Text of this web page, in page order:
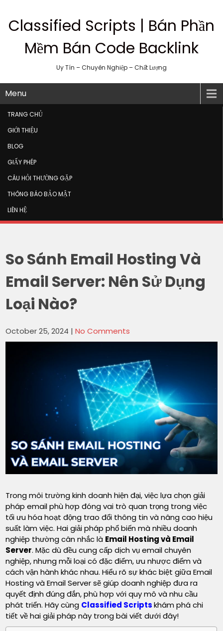
Classified Scripts | Bán Phần
Mềm Bán Code Backlink
Uy Tín – Chuyên Nghiệp – Chất Lượng
Menu
TRANG CHỦ
GIỚI THIỆU
BLOG
GIẤY PHÉP
CÂU HỎI THƯỜNG GẶP
THÔNG BÁO BẢO MẬT
LIÊN HỆ
So Sánh Email Hosting Và
Email Server: Nên Sử Dụng
Loại Nào?
October 25, 2024 |No Comments
Trong môi trường kinh doanh hiện đại, việc lựa chọn giải
pháp email phù hợp đóng vai trò quan trọng trong việc
tối ưu hóa hoạt động trao đổi thông tin và nâng cao hiệu
suất làm việc. Hai giải pháp phổ biến mà nhiều doanh
nghiệp thường cân nhắc là Email Hosting và Email
Server. Mặc dù đều cung cấp dịch vụ email chuyên
nghiệp, nhưng mỗi loại có đặc điểm, ưu nhược điểm và
cách vận hành khác nhau. Hiểu rõ sự khác biệt giữa Email
Hosting và Email Server sẽ giúp doanh nghiệp đưa ra
quyết định đúng đắn, phù hợp với quy mô và nhu cầu
phát triển. Hãy cùng Classified Scripts khám phá chi
tiết về hai giải pháp này trong bài viết dưới đây!